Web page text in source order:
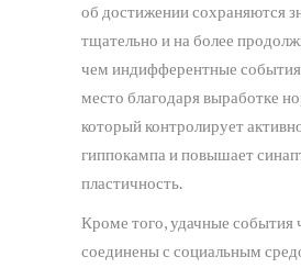
об достижении сохраняются
тщательно и на более
чем индифферентные
место благодаря выработке
который контролирует
гиппокампа и повышает
пластичность.
Кроме того, удачные события
соединены с социальным